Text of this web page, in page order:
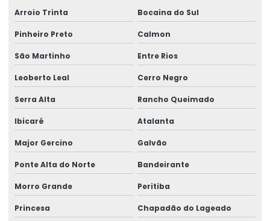
Análise de solo contaminado
Análise de solo fertilizante
Análise de solo física
Análise de solo fósforo
Análise de solo laboratório
Análise de solo macro e micronutrientes
Análise de solo passivo ambiental
Análise de solo preço
Análise swab
Arroio Trinta Bocaina do Sul
Pinheiro Preto Calmon
São Martinho Entre Rios
Leoberto Leal Cerro Negro
Serra Alta Rancho Queimado
Ibicaré Atalanta
Major Gercino Galvão
Ponte Alta do Norte Bandeirante
Morro Grande Peritiba
Princesa Chapadão do Lageado